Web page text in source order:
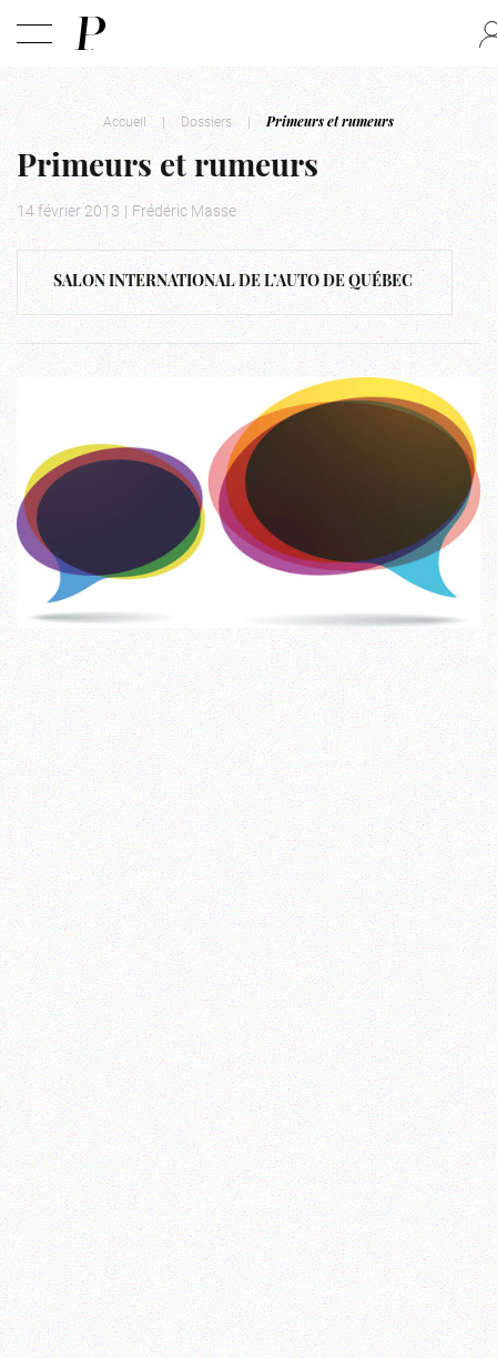
Accueil | Dossiers | Primeurs et rumeurs
Primeurs et rumeurs
14 février 2013 | Frédéric Masse
SALON INTERNATIONAL DE L’AUTO DE QUÉBEC